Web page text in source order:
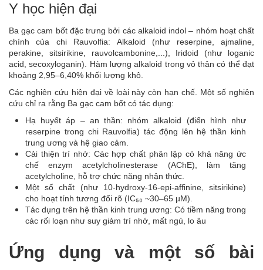
Y học hiện đại
Ba gạc cam bốt đặc trưng bởi các alkaloid indol – nhóm hoạt chất
chính của chi Rauvolfia: Alkaloid (như reserpine, ajmaline,
perakine, sitsirikine, rauvolcambonine,...), Iridoid (như loganic
acid, secoxyloganin). Hàm lượng alkaloid trong vỏ thân có thể đạt
khoảng 2,95–6,40% khối lượng khô.
Các nghiên cứu hiện đại về loài này còn hạn chế. Một số nghiên
cứu chỉ ra rằng Ba gạc cam bốt có tác dụng:
Hạ huyết áp – an thần: nhóm alkaloid (điển hình như
reserpine trong chi Rauvolfia) tác động lên hệ thần kinh
trung ương và hệ giao cảm.
Cải thiện trí nhớ: Các hợp chất phân lập có khả năng ức
chế enzym acetylcholinesterase (AChE), làm tăng
acetylcholine, hỗ trợ chức năng nhận thức.
Một số chất (như 10-hydroxy-16-epi-affinine, sitsirikine)
cho hoạt tính tương đối rõ (IC₅₀ ~30–65 µM).
Tác dụng trên hệ thần kinh trung ương: Có tiềm năng trong
các rối loạn như suy giảm trí nhớ, mất ngủ, lo âu
Ứng dụng và một số bài